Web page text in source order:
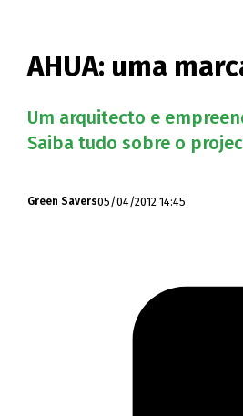
AHUA: uma
Um arquitecto e
Saiba tudo sobre o
Green Savers05/04/2012 14:45